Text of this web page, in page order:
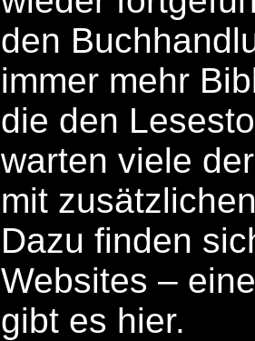
den
immer mehr
die den
warten viele
mit
Dazu finden
Websites –
gibt es hier.